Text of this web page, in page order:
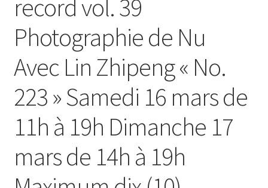
record vol. 39
Photographie de Nu
Avec Lin Zhipeng « No.
223 » Samedi 16 mars de
11h à 19h Dimanche 17
mars de 14h à 19h